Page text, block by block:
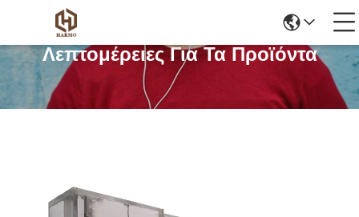
Λεπτομέρειες Για Τα Προϊόντα